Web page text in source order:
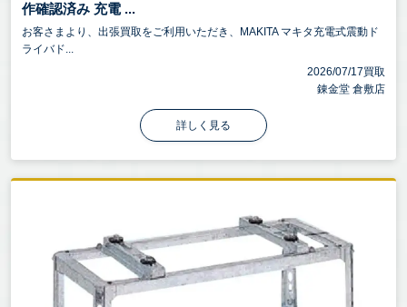
作確認済み 充電 ...
お客さまより、出張買取をご利用いただき、MAKITA マキタ充電式震動ド
ライバド...
2026/07/17買取
錬金堂 倉敷店
詳しく見る